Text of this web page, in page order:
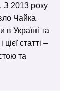
З 2013 року
Чайка
в Україні та
статті –
та